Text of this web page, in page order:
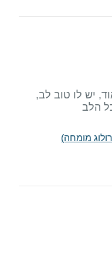
יש לו טוב לב,
הלב
מומחה)